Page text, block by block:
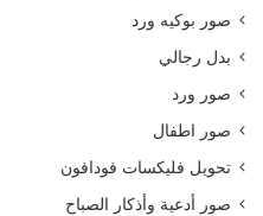
صور بوكيه ورد
بدل رجالي
صور ورد
صور اطفال
تحويل فليكسات فودافون
صور أدعية وأذكار الصباح